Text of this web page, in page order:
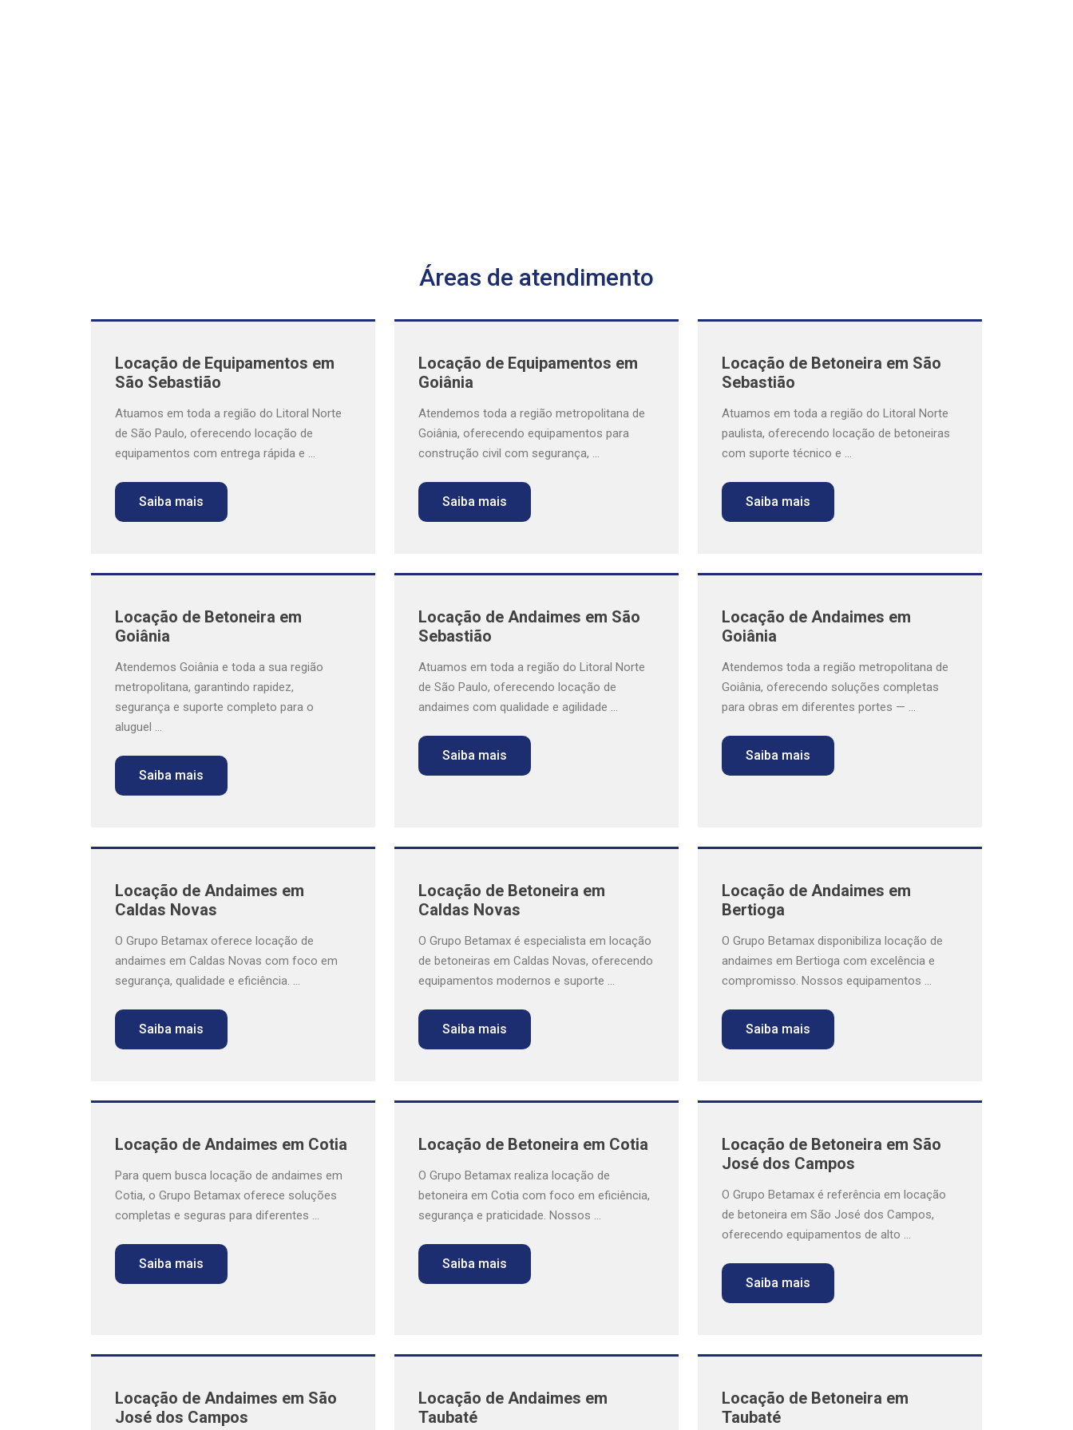
Áreas de atendimento
Locação de Equipamentos em
São Sebastião
Atuamos em toda a região do Litoral Norte
de São Paulo, oferecendo locação de
equipamentos com entrega rápida e ...
Saiba mais
Locação de Equipamentos em
Goiânia
Atendemos toda a região metropolitana de
Goiânia, oferecendo equipamentos para
construção civil com segurança, ...
Saiba mais
Locação de Betoneira em São
Sebastião
Atuamos em toda a região do Litoral Norte
paulista, oferecendo locação de betoneiras
com suporte técnico e ...
Saiba mais
Locação de Betoneira em
Goiânia
Atendemos Goiânia e toda a sua região
metropolitana, garantindo rapidez,
segurança e suporte completo para o
aluguel ...
Saiba mais
Locação de Andaimes em São
Sebastião
Atuamos em toda a região do Litoral Norte
de São Paulo, oferecendo locação de
andaimes com qualidade e agilidade ...
Saiba mais
Locação de Andaimes em
Goiânia
Atendemos toda a região metropolitana de
Goiânia, oferecendo soluções completas
para obras em diferentes portes — ...
Saiba mais
Locação de Andaimes em
Caldas Novas
O Grupo Betamax oferece locação de
andaimes em Caldas Novas com foco em
segurança, qualidade e eficiência. ...
Saiba mais
Locação de Betoneira em
Caldas Novas
O Grupo Betamax é especialista em locação
de betoneiras em Caldas Novas, oferecendo
equipamentos modernos e suporte ...
Saiba mais
Locação de Andaimes em
Bertioga
O Grupo Betamax disponibiliza locação de
andaimes em Bertioga com excelência e
compromisso. Nossos equipamentos ...
Saiba mais
Locação de Andaimes em Cotia
Para quem busca locação de andaimes em
Cotia, o Grupo Betamax oferece soluções
completas e seguras para diferentes ...
Saiba mais
Locação de Betoneira em Cotia
O Grupo Betamax realiza locação de
betoneira em Cotia com foco em eficiência,
segurança e praticidade. Nossos ...
Saiba mais
Locação de Betoneira em São
José dos Campos
O Grupo Betamax é referência em locação
de betoneira em São José dos Campos,
oferecendo equipamentos de alto ...
Saiba mais
Locação de Andaimes em São
José dos Campos
Locação de Andaimes em
Taubaté
Locação de Betoneira em
Taubaté